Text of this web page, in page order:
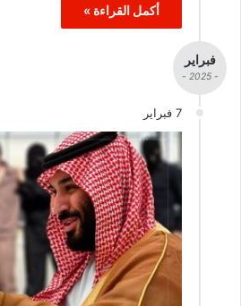
أكمل القراءة »
فبراير
- 2025 -
7 فبراير